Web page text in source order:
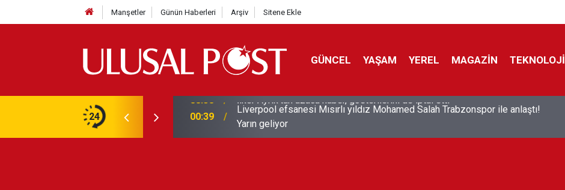
Manşetler Günün Haberleri Arşiv Sitene Ekle
GÜNCEL YAŞAM YEREL MAGAZİN TEKNOLOJİ
24 00:39
Liverpool efsanesi Mısırlı yıldız Mohamed Salah Trabzonspor ile anlaştı!
Yarın geliyor